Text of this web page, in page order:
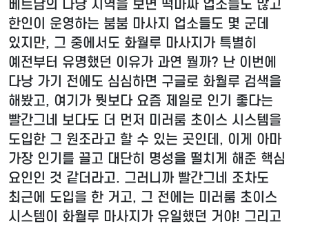
베트남의 다낭 지역을 보면 떡마싸 업소들도 많고
한인이 운영하는 붐붐 마사지 업소들도 몇 군데
있지만, 그 중에서도 화월루 마사지가 특별히
예전부터 유명했던 이유가 과연 뭘까? 난 이번에
다낭 가기 전에도 심심하면 구글로 화월루 검색을
해봤고, 여기가 뭣보다 요즘 제일로 인기 좋다는
빨간그네 보다도 더 먼저 미러룸 초이스 시스템을
도입한 그 원조라고 할 수 있는 곳인데, 이게 아마
가장 인기를 끌고 대단히 명성을 떨치게 해준 핵심
요인인 것 같더라고. 그러니까 빨간그네 조차도
최근에 도입을 한 거고, 그 전에는 미러룸 초이스
시스템이 화월루 마사지가 유일했던 거야! 그리고